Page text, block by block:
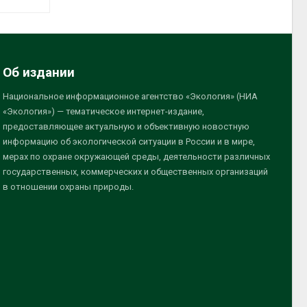
Об издании
Национальное информационное агентство «Экология» (НИА
«Экология») — тематическое интернет-издание,
предоставляющее актуальную и объективную новостную
информацию об экологической ситуации в России и в мире,
мерах по охране окружающей среды, деятельности различных
государственных, коммерческих и общественных организаций
в отношении охраны природы.